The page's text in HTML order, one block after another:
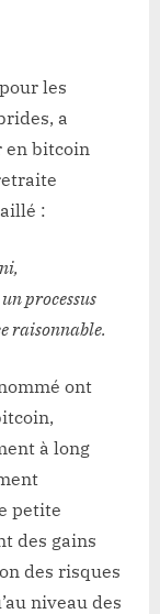
les
a
en bitcoin
:
processus
raisonnable.
ont
à long
petite
des gains
des risques
niveau des